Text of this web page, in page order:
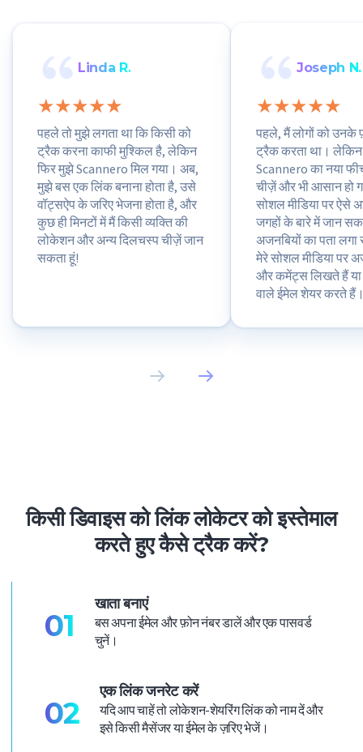
Linda R.
पहले तो मुझे लगता था कि किसी को
ट्रैक करना काफी मुश्किल है, लेकिन
फिर मुझे Scannero मिल गया। अब,
मुझे बस एक लिंक बनाना होता है, उसे
वॉट्सऐप के जरिए भेजना होता है, और
कुछ ही मिनटों में मैं किसी व्यक्ति की
लोकेशन और अन्य दिलचस्प चीज़ें जान
सकता हूं!
Joseph N.
पहले, मैं लोगों को उनके
ट्रैक करता था।
Scannero का नया
चीज़ें और भी आसान हो
सोशल मीडिया पर ऐसे
जगहों के बारे में जान
अजनबियों का पता
मेरे सोशल मीडिया पर
और कमेंट्स लिखते हैं या
वाले ईमेल शेयर करते
किसी डिवाइस को लिंक लोकेटर को इस्तेमाल
करते हुए कैसे ट्रैक करें?
01
खाता बनाएं
बस अपना ईमेल और फ़ोन नंबर डालें और एक पासवर्ड
चुनें।
02
एक लिंक जनरेट करें
यदि आप चाहें तो लोकेशन-शेयरिंग लिंक को नाम दें और
इसे किसी मैसेंजर या ईमेल के ज़रिए भेजें।